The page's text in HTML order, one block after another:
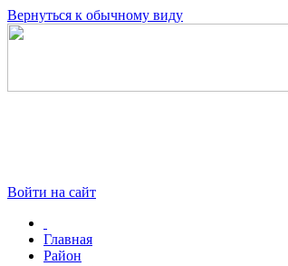
Вернуться к обычному виду
Войти на сайт
Главная
Район